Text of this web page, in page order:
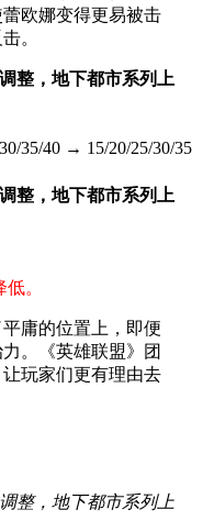
欧娜变得更易被击
。
35/40 → 15/20/25/30/35
。
庸的位置上，即便
。《英雄联盟》团
玩家们更有理由去